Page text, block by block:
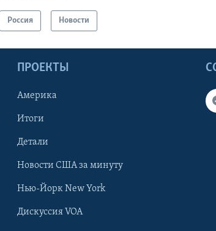
Россия Новости
ПРОЕКТЫ
Америка
Итоги
Детали
Новости США за минуту
Нью-Йорк New York
Дискуссия VOA